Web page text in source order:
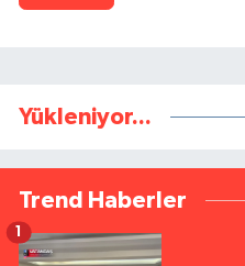
Yükleniyor...
Trend Haberler
1